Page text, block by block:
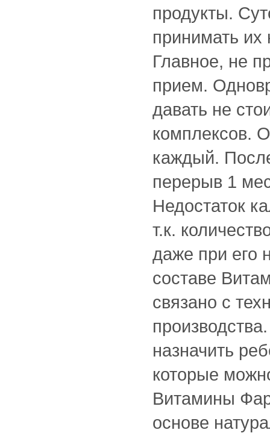
продукты.
принимать их
Главное, не
прием.
давать не
комплексов.
каждый.
перерыв 1
Недостаток
т.к.
даже при его
составе
связано с
назначить
которые
Витамины
основе